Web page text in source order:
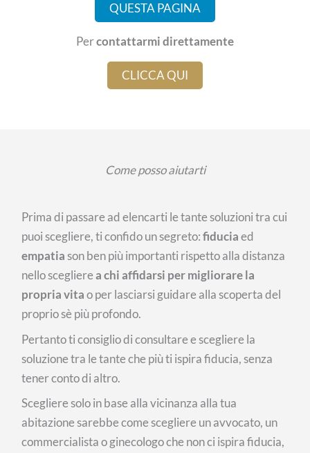
QUESTA PAGINA
Percontattarmi direttamente
CLICCA QUI
Come posso aiutarti
Prima di passare ad elencarti le tante soluzioni tra cui
puoi scegliere, ti confido un segreto:fiduciaed
empatiason ben più importanti rispetto alla distanza
nello sceglierea chi affidarsi per migliorare la
propria vitao per lasciarsi guidare alla scoperta del
proprio sè più profondo.
Pertanto ti consiglio di consultare e scegliere la
soluzione tra le tante che più ti ispira fiducia, senza
tener conto di altro.
Scegliere solo in base alla vicinanza alla tua
abitazione sarebbe come scegliere un avvocato, un
commercialista o ginecologo che non ci ispira fiducia,